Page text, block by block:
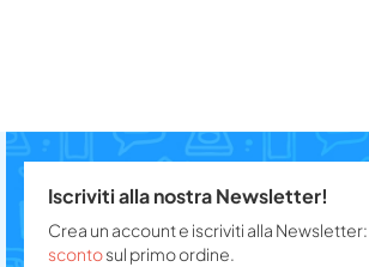
Iscriviti alla nostra Newsletter!
Crea un account e iscriviti alla
scontosul primo ordine.